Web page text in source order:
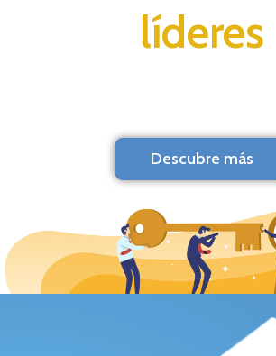
líderes
Descubre más